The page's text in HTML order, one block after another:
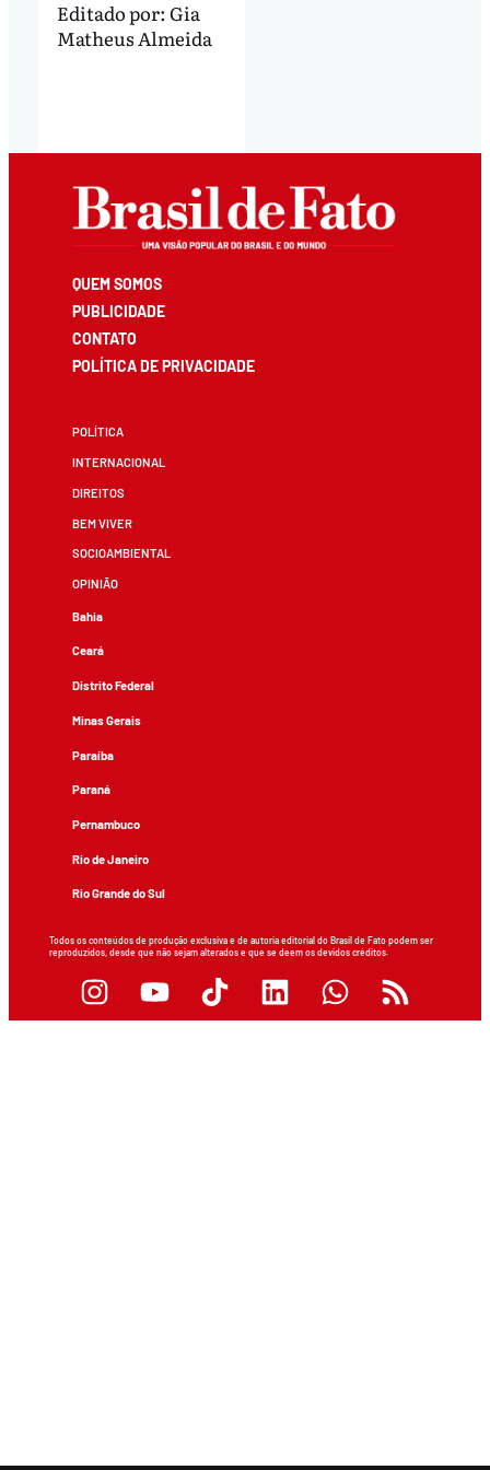
Editado por: Gia
Matheus Almeida
QUEM SOMOS
PUBLICIDADE
CONTATO
POLÍTICA DE PRIVACIDADE
POLÍTICA
INTERNACIONAL
DIREITOS
BEM VIVER
SOCIOAMBIENTAL
OPINIÃO
Bahia
Ceará
Distrito Federal
Minas Gerais
Paraíba
Paraná
Pernambuco
Rio de Janeiro
Rio Grande do Sul
Todos os conteúdos de produção exclusiva e de autoria editorial do Brasil de Fato podem ser
reproduzidos, desde que não sejam alterados e que se deem os devidos créditos.